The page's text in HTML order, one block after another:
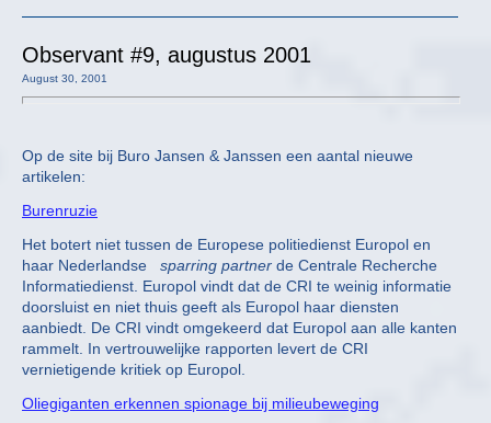
Observant #9, augustus 2001
August 30, 2001
Op de site bij Buro Jansen & Janssen een aantal nieuwe
artikelen:
Burenruzie
Het botert niet tussen de Europese politiedienst Europol en
haar Nederlandse sparring partner de Centrale Recherche
Informatiedienst. Europol vindt dat de CRI te weinig informatie
doorsluist en niet thuis geeft als Europol haar diensten
aanbiedt. De CRI vindt omgekeerd dat Europol aan alle kanten
rammelt. In vertrouwelijke rapporten levert de CRI
vernietigende kritiek op Europol.
Oliegiganten erkennen spionage bij milieubeweging